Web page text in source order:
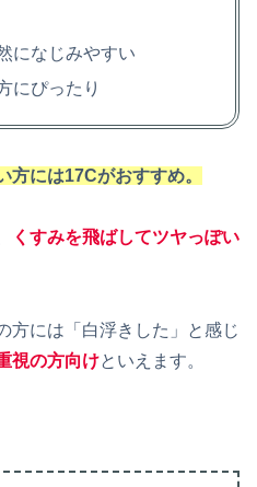
になじみやすい
にぴったり
方には17Cがおすすめ。
くすみを飛ばしてツヤっぽい
方には「白浮きした」と感じ
視の方向けといえます。